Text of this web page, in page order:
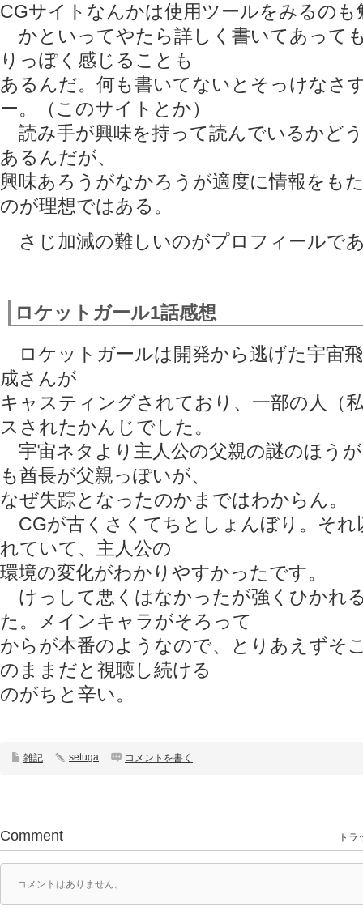
CGサイトなんかは使用ツールをみるの
かといってやたら詳しく書いてあって
りっぽく感じることも
あるんだ。何も書いてないとそっけなさ
ー。（このサイトとか）
読み手が興味を持って読んでいるかど
あるんだが、
興味あろうがなかろうが適度に情報をも
のが理想ではある。
さじ加減の難しいのがプロフィールで
ロケットガール1話感想
ロケットガールは開発から逃げた宇宙
成さんが
キャスティングされており、一部の人（
スされたかんじでした。
宇宙ネタより主人公の父親の謎のほう
も酋長が父親っぽいが、
なぜ失踪となったのかまではわからん。
CGが古くさくてちとしょんぼり。それ
れていて、主人公の
環境の変化がわかりやすかったです。
けっして悪くはなかったが強くひかれ
た。メインキャラがそろって
からが本番のようなので、とりあえずそ
のままだと視聴し続ける
のがちと辛い。
雑記 setuga コメントを書く
Comment トラ
コメントはありません。